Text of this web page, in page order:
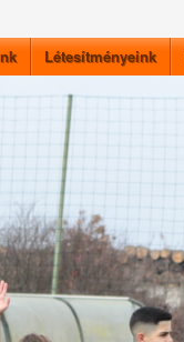
Létesítményeink